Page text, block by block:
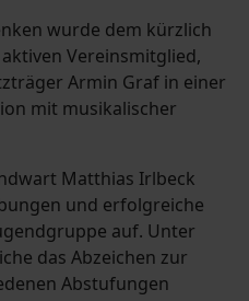
wurde dem kürzlich
Vereinsmitglied,
Armin Graf in einer
mit musikalischer
Matthias Irlbeck
und erfolgreiche
auf. Unter
das Abzeichen zur
Abstufungen